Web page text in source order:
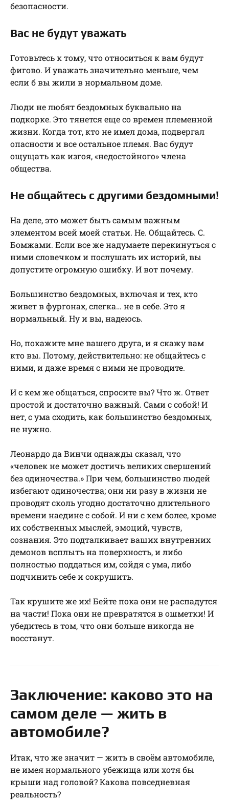
безопасности.
Вас не будут уважать
Готовьтесь к тому, что относиться к вам будут
фигово. И уважать значительно меньше, чем
если б вы жили в нормальном доме.
Люди не любят бездомных буквально на
подкорке. Это тянется еще со времен племенной
жизни. Когда тот, кто не имел дома, подвергал
опасности и все остальное племя. Вас будут
ощущать как изгоя, «недостойного» члена
общества.
Не общайтесь с другими бездомными!
На деле, это может быть самым важным
элементом всей моей статьи. Не. Общайтесь. С.
Бомжами. Если все же надумаете перекинуться с
ними словечком и послушать их историй, вы
допустите огромную ошибку. И вот почему.
Большинство бездомных, включая и тех, кто
живет в фургонах, слегка… не в себе. Это я
нормальный. Ну и вы, надеюсь.
Но, покажите мне вашего друга, и я скажу вам
кто вы. Потому, действительно: не общайтесь с
ними, и даже время с ними не проводите.
И с кем же общаться, спросите вы? Что ж. Ответ
простой и достаточно важный. Сами с собой! И
нет, с ума сходить, как большинство бездомных,
не нужно.
Леонардо да Винчи однажды сказал, что
«человек не может достичь великих свершений
без одиночества.» При чем, большинство людей
избегают одиночества; они ни разу в жизни не
проводят сколь угодно достаточно длительного
времени наедине с собой. И ни с кем более, кроме
их собственных мыслей, эмоций, чувств,
сознания. Это подталкивает ваших внутренних
демонов всплыть на поверхность, и либо
полностью поддаться им, сойдя с ума, либо
подчинить себе и сокрушить.
Так крушите же их! Бейте пока они не распадутся
на части! Пока они не превратятся в ошметки! И
убедитесь в том, что они больше никогда не
восстанут.
Заключение: каково это на
самом деле — жить в
автомобиле?
Итак, что же значит — жить в своём автомобиле,
не имея нормального убежища или хотя бы
крыши над головой? Какова повседневная
реальность?